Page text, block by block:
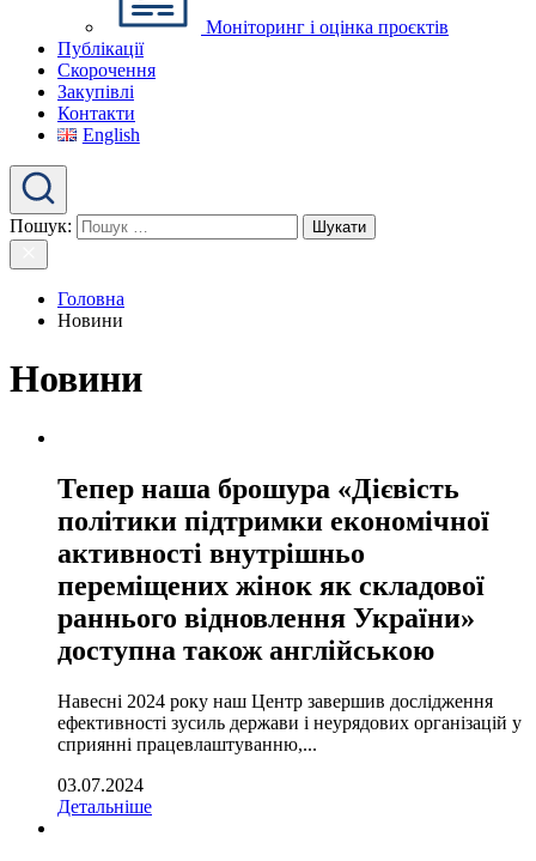
Моніторинг і оцінка проєктів
Публікації
Скорочення
Закупівлі
Контакти
English
Пошук:
Головна
Новини
Новини
Тепер наша брошура «Дієвість
політики підтримки економічної
активності внутрішньо
переміщених жінок як складової
раннього відновлення України»
доступна також англійською
Навесні 2024 року наш Центр завершив дослідження
ефективності зусиль держави і неурядових організацій у
сприянні працевлаштуванню,...
03.07.2024
Детальніше